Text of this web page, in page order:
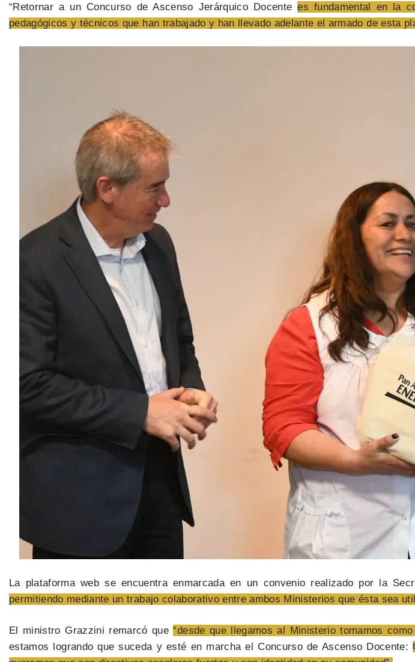
“Retornar a un Concurso de Ascenso Jerárquico Docentees fundamental en la
pedagógicos y técnicos que han trabajado y han llevado adelante el armado de esta
La plataforma web se encuentra enmarcada en un convenio realizado por la
permitiendo mediante un trabajo colaborativo entre ambos Ministerios que ésta sea
El ministro Grazzini remarcó que“desde que llegamos al Ministerio tomamos
estamos logrando que suceda y esté en marcha el Concurso de Ascenso Docente: